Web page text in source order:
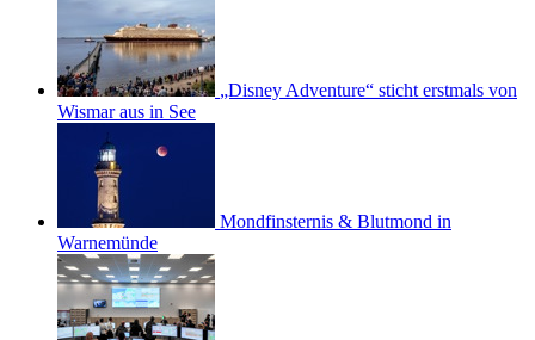
„Disney Adventure“ sticht erstmals von
Wismar aus in See
Mondfinsternis & Blutmond in
Warnemünde